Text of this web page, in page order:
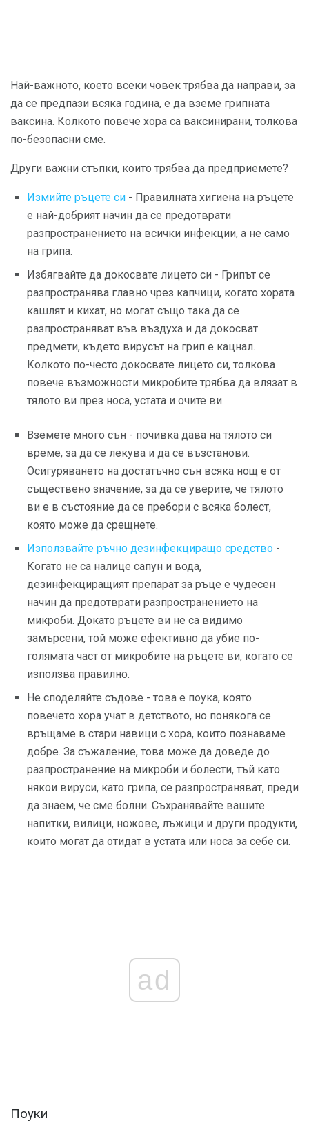
Най-важното, което всеки човек трябва да направи, за
да се предпази всяка година, е да вземе грипната
ваксина. Колкото повече хора са ваксинирани, толкова
по-безопасни сме.
Други важни стъпки, които трябва да предприемете?
Измийте ръцете си - Правилната хигиена на ръцете
е най-добрият начин да се предотврати
разпространението на всички инфекции, а не само
на грипа.
Избягвайте да докосвате лицето си - Грипът се
разпространява главно чрез капчици, когато хората
кашлят и кихат, но могат също така да се
разпространяват във въздуха и да докосват
предмети, където вирусът на грип е кацнал.
Колкото по-често докосвате лицето си, толкова
повече възможности микробите трябва да влязат в
тялото ви през носа, устата и очите ви.
Вземете много сън - почивка дава на тялото си
време, за да се лекува и да се възстанови.
Осигуряването на достатъчно сън всяка нощ е от
съществено значение, за да се уверите, че тялото
ви е в състояние да се пребори с всяка болест,
която може да срещнете.
Използвайте ръчно дезинфекциращо средство -
Когато не са налице сапун и вода,
дезинфекциращият препарат за ръце е чудесен
начин да предотврати разпространението на
микроби. Докато ръцете ви не са видимо
замърсени, той може ефективно да убие по-
голямата част от микробите на ръцете ви, когато се
използва правилно.
Не споделяйте съдове - това е поука, която
повечето хора учат в детството, но понякога се
връщаме в стари навици с хора, които познаваме
добре. За съжаление, това може да доведе до
разпространение на микроби и болести, тъй като
някои вируси, като грипа, се разпространяват, преди
да знаем, че сме болни. Съхранявайте вашите
напитки, вилици, ножове, лъжици и други продукти,
които могат да отидат в устата или носа за себе си.
ad
Поуки